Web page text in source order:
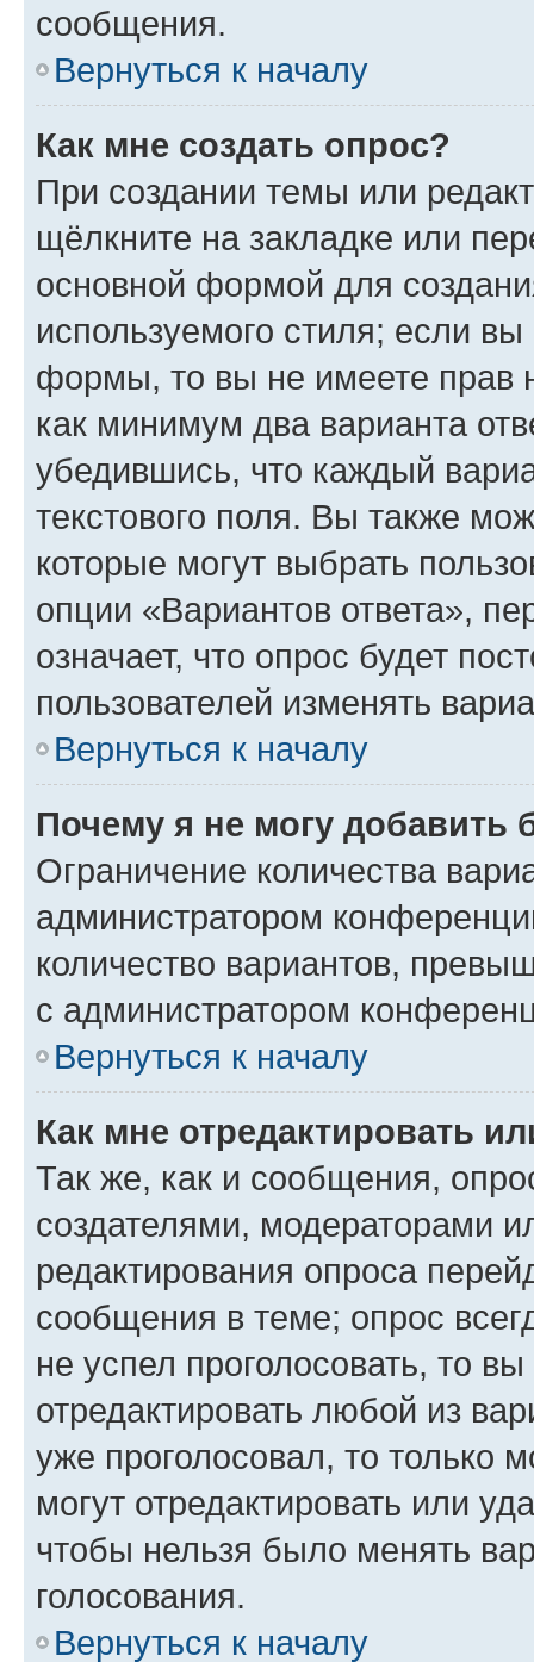
сообщения.
Вернуться к началу
Как мне создать опрос?
При создании темы или
щёлкните на закладке или
основной формой для
используемого стиля; если
формы, то вы не имеете прав
как минимум два варианта
убедившись, что каждый
текстового поля. Вы также
которые могут выбрать
опции «Вариантов ответа»,
означает, что опрос будет
пользователей изменять
Вернуться к началу
Почему я не могу добавить
Ограничение количества
администратором
количество вариантов,
с администратором
Вернуться к началу
Как мне отредактировать
Так же, как и сообщения,
создателями, модераторами
редактирования опроса
сообщения в теме; опрос
не успел проголосовать, то
отредактировать любой из
уже проголосовал, то только
могут отредактировать или
чтобы нельзя было менять
голосования.
Вернуться к началу